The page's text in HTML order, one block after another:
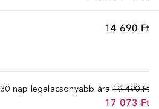
14 690 Ft
30 nap legalacsonyabb ára 19 490 Ft
17 073 Ft